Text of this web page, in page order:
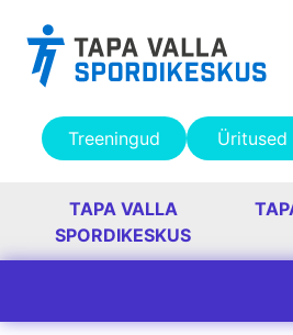
Treeningud Üritused
TAPA VALLA
SPORDIKESKUS
Peamine